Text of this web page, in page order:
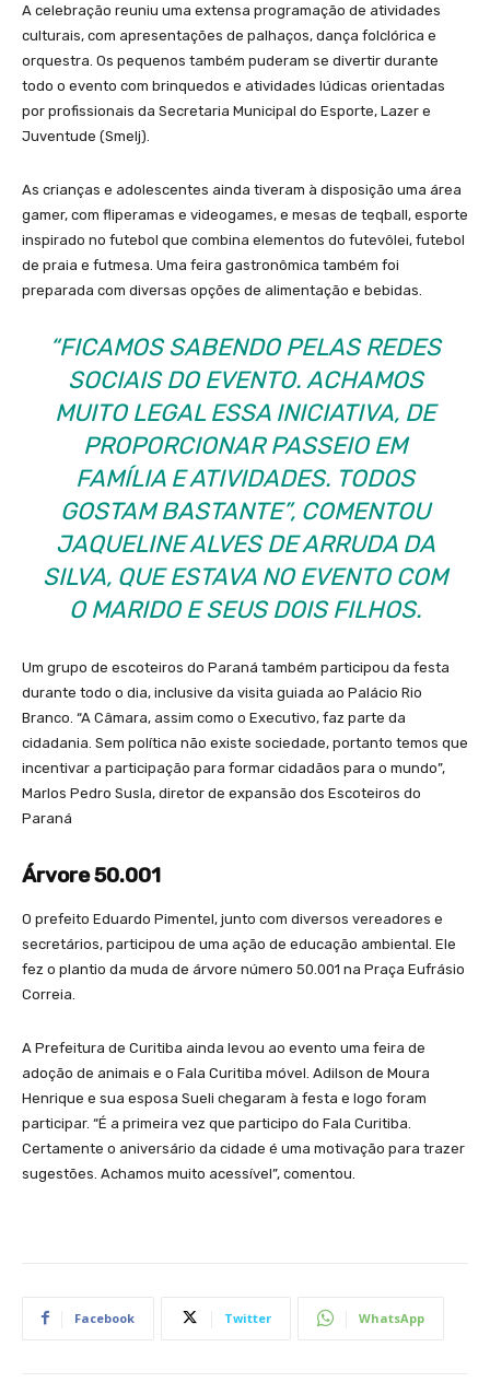
A celebração reuniu uma extensa programação de atividades
culturais, com apresentações de palhaços, dança folclórica e
orquestra. Os pequenos também puderam se divertir durante
todo o evento com brinquedos e atividades lúdicas orientadas
por profissionais da Secretaria Municipal do Esporte, Lazer e
Juventude (Smelj).
As crianças e adolescentes ainda tiveram à disposição uma área
gamer, com fliperamas e videogames, e mesas de teqball, esporte
inspirado no futebol que combina elementos do futevôlei, futebol
de praia e futmesa. Uma feira gastronômica também foi
preparada com diversas opções de alimentação e bebidas.
“FICAMOS SABENDO PELAS REDES
SOCIAIS DO EVENTO. ACHAMOS
MUITO LEGAL ESSA INICIATIVA, DE
PROPORCIONAR PASSEIO EM
FAMÍLIA E ATIVIDADES. TODOS
GOSTAM BASTANTE”, COMENTOU
JAQUELINE ALVES DE ARRUDA DA
SILVA, QUE ESTAVA NO EVENTO COM
O MARIDO E SEUS DOIS FILHOS.
Um grupo de escoteiros do Paraná também participou da festa
durante todo o dia, inclusive da visita guiada ao Palácio Rio
Branco. “A Câmara, assim como o Executivo, faz parte da
cidadania. Sem política não existe sociedade, portanto temos que
incentivar a participação para formar cidadãos para o mundo”,
Marlos Pedro Susla, diretor de expansão dos Escoteiros do
Paraná
Árvore 50.001
O prefeito Eduardo Pimentel, junto com diversos vereadores e
secretários, participou de uma ação de educação ambiental. Ele
fez o plantio da muda de árvore número 50.001 na Praça Eufrásio
Correia.
A Prefeitura de Curitiba ainda levou ao evento uma feira de
adoção de animais e o Fala Curitiba móvel. Adilson de Moura
Henrique e sua esposa Sueli chegaram à festa e logo foram
participar. “É a primeira vez que participo do Fala Curitiba.
Certamente o aniversário da cidade é uma motivação para trazer
sugestões. Achamos muito acessível”, comentou.
Facebook Twitter WhatsApp